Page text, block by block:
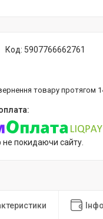
Код: 5907766662761
товару протягом
не покидаючи сайту.